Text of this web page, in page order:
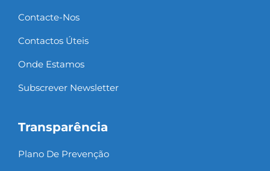
Contacte-Nos
Contactos Úteis
Onde Estamos
Subscrever Newsletter
Transparência
Plano De Prevenção